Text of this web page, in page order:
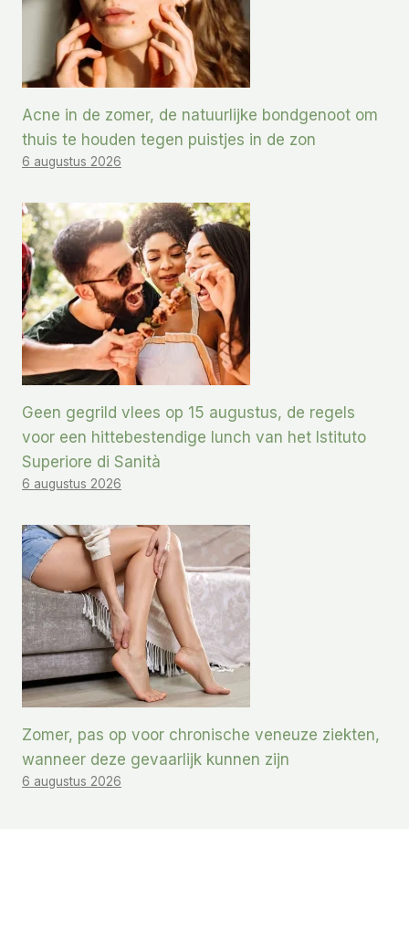
Acne in de zomer, de natuurlijke bondgenoot om
thuis te houden tegen puistjes in de zon
6 augustus 2026
Geen gegrild vlees op 15 augustus, de regels
voor een hittebestendige lunch van het Istituto
Superiore di Sanità
6 augustus 2026
Zomer, pas op voor chronische veneuze ziekten,
wanneer deze gevaarlijk kunnen zijn
6 augustus 2026